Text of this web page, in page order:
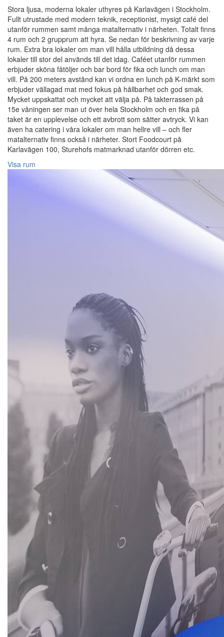
Stora ljusa, moderna lokaler uthyres på Karlavägen i Stockholm.
Fullt utrustade med modern teknik, receptionist, mysigt café del
utanför rummen samt många matalternativ i närheten. Totalt finns
4 rum och 2 grupprum att hyra. Se nedan för beskrivning av varje
rum. Extra bra lokaler om man vill hålla utbildning då dessa
lokaler till stor del används till det idag. Caféet utanför rummen
erbjuder sköna fåtöljer och bar bord för fika och lunch om man
vill. På 200 meters avstånd kan vi ordna en lunch på K-märkt som
erbjuder vällagad mat med fokus på hållbarhet och god smak.
Mycket uppskattat och mycket att välja på. På takterrassen på
15e våningen ser man ut över hela Stockholm och en fika på
taket är en upplevelse och ett avbrott som sätter avtryck. Vi kan
även ha catering i våra lokaler om man hellre vill – och fler
matalternativ finns också i närheter. Stort Foodcourt på
Karlavägen 100, Sturehofs matmarknad utanför dörren etc.
Visa rum